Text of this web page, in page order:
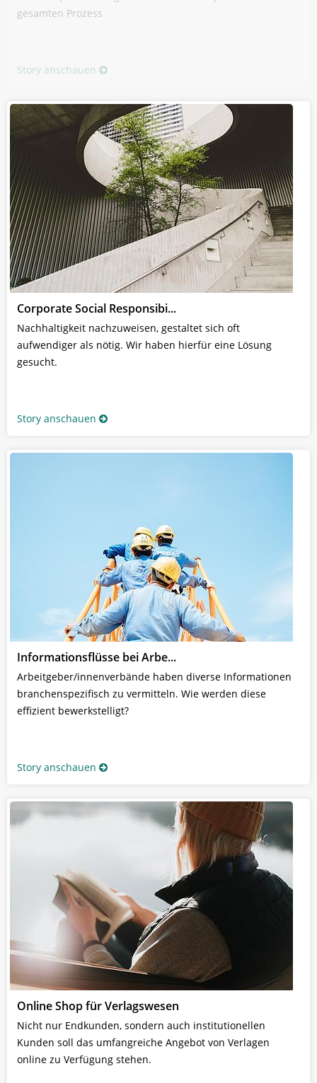
gesamten Prozess
Story anschauen
Corporate Social Responsibi...
Nachhaltigkeit nachzuweisen, gestaltet sich oft
aufwendiger als nötig. Wir haben hierfür eine Lösung
gesucht.
Story anschauen
Informationsflüsse bei Arbe...
Arbeitgeber/innenverbände haben diverse Informationen
branchenspezifisch zu vermitteln. Wie werden diese
effizient bewerkstelligt?
Story anschauen
Online Shop für Verlagswesen
Nicht nur Endkunden, sondern auch institutionellen
Kunden soll das umfangreiche Angebot von Verlagen
online zu Verfügung stehen.